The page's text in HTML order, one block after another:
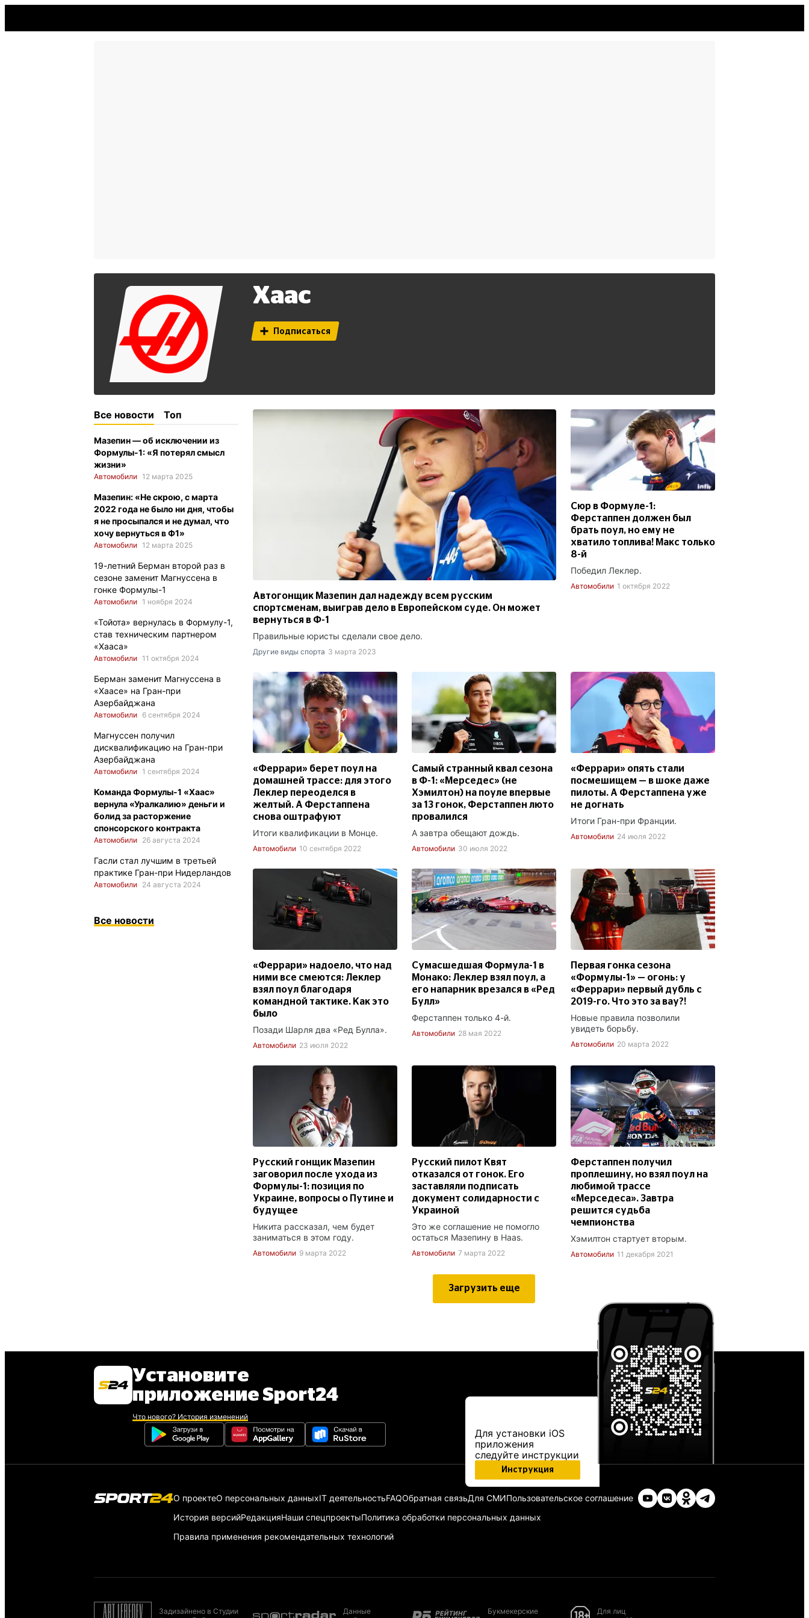
Хаас
Подписаться
Автогонщик Мазепин дал надежду всем русским
спортсменам, выиграв дело в Европейском суде. Он может
вернуться в Ф-1
Правильные юристы сделали свое дело.
Другие виды спорта 3 марта 2023
Сюр в Формуле-1:
Ферстаппен должен был
брать поул, но ему не
хватило топлива! Макс только
8-й
Победил Леклер.
Автомобили 1 октября 2022
«Феррари» берет поул на
домашней трассе: для этого
Леклер переоделся в
желтый. А Ферстаппена
снова оштрафуют
Итоги квалификации в Монце.
Автомобили 10 сентября 2022
Самый странный квал сезона
в Ф-1: «Мерседес» (не
Хэмилтон) на поуле впервые
за 13 гонок, Ферстаппен люто
провалился
А завтра обещают дождь.
Автомобили 30 июля 2022
«Феррари» опять стали
посмешищем — в шоке даже
пилоты. А Ферстаппена уже
не догнать
Итоги Гран-при Франции.
Автомобили 24 июля 2022
«Феррари» надоело, что над
ними все смеются: Леклер
взял поул благодаря
командной тактике. Как это
было
Позади Шарля два «Ред Булла».
Автомобили 23 июля 2022
Сумасшедшая Формула-1 в
Монако: Леклер взял поул, а
его напарник врезался в «Ред
Булл»
Ферстаппен только 4-й.
Автомобили 28 мая 2022
Первая гонка сезона
«Формулы-1» — огонь: у
«Феррари» первый дубль с
2019-го. Что это за вау?!
Новые правила позволили
увидеть борьбу.
Автомобили 20 марта 2022
Русский гонщик Мазепин
заговорил после ухода из
Формулы-1: позиция по
Украине, вопросы о Путине и
будущее
Никита рассказал, чем будет
заниматься в этом году.
Автомобили 9 марта 2022
Русский пилот Квят
отказался от гонок. Его
заставляли подписать
документ солидарности с
Украиной
Это же соглашение не помогло
остаться Мазепину в Haas.
Автомобили 7 марта 2022
Ферстаппен получил
проплешину, но взял поул на
любимой трассе
«Мерседеса». Завтра
решится судьба
чемпионства
Хэмилтон стартует вторым.
Автомобили 11 декабря 2021
Загрузить еще
Все новости Топ
Мазепин — об исключении из
Формулы-1: «Я потерял смысл
жизни»
Автомобили 12 марта 2025
Мазепин: «Не скрою, с марта
2022 года не было ни дня, чтобы
я не просыпался и не думал, что
хочу вернуться в Ф1»
Автомобили 12 марта 2025
19-летний Берман второй раз в
сезоне заменит Магнуссена в
гонке Формулы-1
Автомобили 1 ноября 2024
«Тойота» вернулась в Формулу-1,
став техническим партнером
«Хааса»
Автомобили 11 октября 2024
Берман заменит Магнуссена в
«Хаасе» на Гран-при
Азербайджана
Автомобили 6 сентября 2024
Магнуссен получил
дисквалификацию на Гран-при
Азербайджана
Автомобили 1 сентября 2024
Команда Формулы-1 «Хаас»
вернула «Уралкалию» деньги и
болид за расторжение
спонсорского контракта
Автомобили 26 августа 2024
Гасли стал лучшим в третьей
практике Гран-при Нидерландов
Автомобили 24 августа 2024
Все новости
Установите
приложение Sport24
Что нового? История изменений
Для установки iOS
приложения
следуйте инструкции
Инструкция
О проектеО персональных данныхIT деятельностьFAQОбратная связьДля СМИПользовательское соглашение
История версийРедакцияНаши спецпроектыПолитика обработки персональных данных
Правила применения рекомендательных технологий
Задизайнено в Студии
Данные
Букмекерские
Для лиц